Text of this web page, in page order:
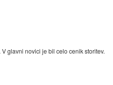
glavni novici je bil celo cenik storitev.